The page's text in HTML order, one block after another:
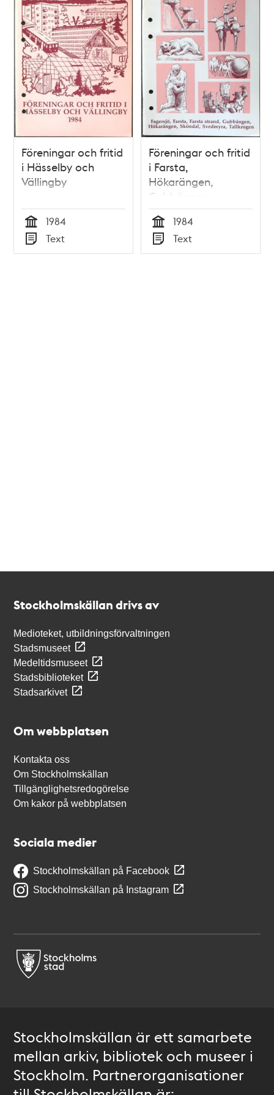
Föreningar och fritid
i Hässelby och
Vällingby
Tid
1984
Typ
Text
Föreningar och fritid
i Farsta,
Hökarängen,
Gubbängen,
Sköndal, Svedmyra
och Tallkrogen
Tid
1984
Typ
Text
Stockholmskällan drivs av
Medioteket, utbildningsförvaltningen
Stadsmuseet
Medeltidsmuseet
Stadsbiblioteket
Stadsarkivet
Om webbplatsen
Kontakta oss
Om Stockholmskällan
Tillgänglighetsredogörelse
Om kakor på webbplatsen
Sociala medier
Stockholmskällan på Facebook
Stockholmskällan på Instagram
Stockholmskällan är ett samarbete
mellan arkiv, bibliotek och museer i
Stockholm. Partnerorganisationer